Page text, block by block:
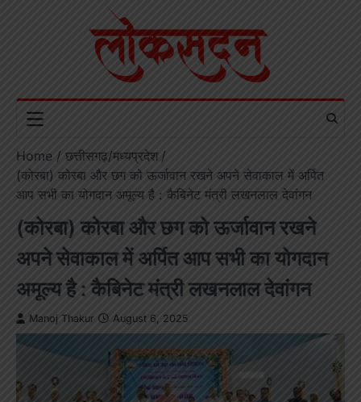
Home
छत्तीसगढ़/मध्यप्रदेश
(कोरबा) कोरबा और छग को ऊर्जावान रखने अपने सेवाकाल में अर्पित
आप सभी का योगदान अमूल्य है : कैबिनेट मंत्री लखनलाल देवांगन
(कोरबा) कोरबा और छग को ऊर्जावान रखने
अपने सेवाकाल में अर्पित आप सभी का योगदान
अमूल्य है : कैबिनेट मंत्री लखनलाल देवांगन
Manoj Thakur August 6, 2025